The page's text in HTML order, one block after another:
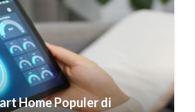
Home Populer di